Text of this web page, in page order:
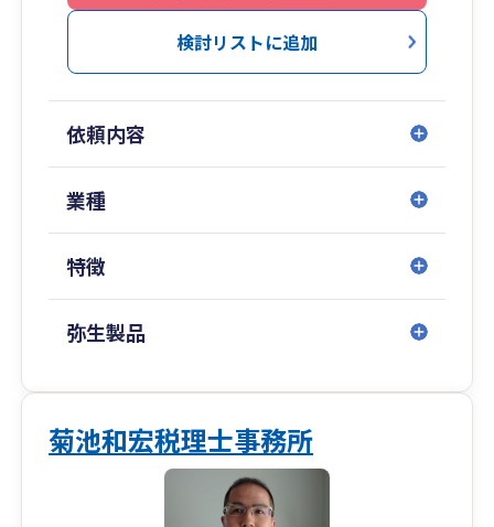
力していただいています。
★税務調査の心配のない会計推進事務所
他の士業では無資格者による相談対応がないこと
を考慮しても契約している税理士と相談時に顔も
見せないようでは
な感覚になりかねません。
担当がコロコロ変わる。税金会計以外の質問に答
えられないという不満を持たせないためです。
★お客様が相談しやすい敷居の低いアットホーム
な事務所にする理由
理由：会計事務所はどうしても敷居が高いイメー
ジjがありサービス業的な感覚が少ない傾向にあり
検討リストに追加
依頼内容
業種
特徴
弥生製品
菊池和宏税理士事務所